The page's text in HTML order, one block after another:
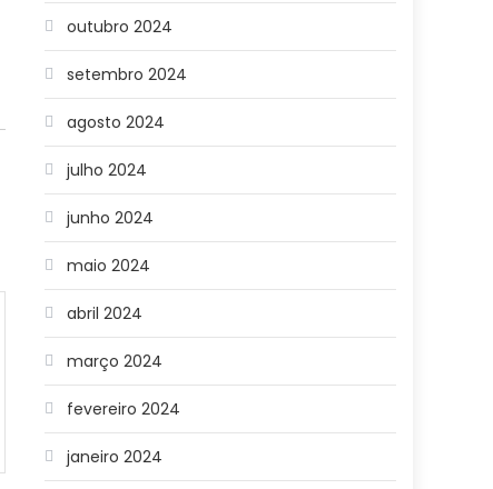
outubro 2024
setembro 2024
agosto 2024
julho 2024
junho 2024
maio 2024
abril 2024
março 2024
fevereiro 2024
janeiro 2024